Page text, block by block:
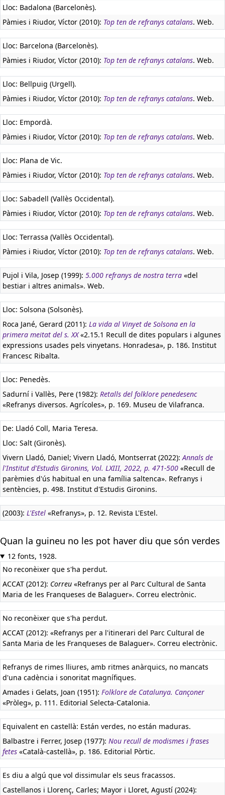
Lloc: Badalona (Barcelonès).
Pàmies i Riudor, Víctor (2010): Top ten de refranys catalans. Web.
Lloc: Barcelona (Barcelonès).
Pàmies i Riudor, Víctor (2010): Top ten de refranys catalans. Web.
Lloc: Bellpuig (Urgell).
Pàmies i Riudor, Víctor (2010): Top ten de refranys catalans. Web.
Lloc: Empordà.
Pàmies i Riudor, Víctor (2010): Top ten de refranys catalans. Web.
Lloc: Plana de Vic.
Pàmies i Riudor, Víctor (2010): Top ten de refranys catalans. Web.
Lloc: Sabadell (Vallès Occidental).
Pàmies i Riudor, Víctor (2010): Top ten de refranys catalans. Web.
Lloc: Terrassa (Vallès Occidental).
Pàmies i Riudor, Víctor (2010): Top ten de refranys catalans. Web.
Pujol i Vila, Josep (1999): 5.000 refranys de nostra terra «del
bestiar i altres animals». Web.
Lloc: Solsona (Solsonès).
Roca Jané, Gerard (2011): La vida al Vinyet de Solsona en la
primera meitat del s. XX«2.15.1 Recull de dites populars i algunes
expressions usades pels vinyetans. Honradesa», p. 186. Institut
Francesc Ribalta.
Lloc: Penedès.
Sadurní i Vallès, Pere (1982): Retalls del folklore penedesenc
«Refranys diversos. Agrícoles», p. 169. Museu de Vilafranca.
De: Lladó Coll, Maria Teresa.
Lloc: Salt (Gironès).
Vivern Lladó, Daniel; Vivern Lladó, Montserrat (2022):Annals de
l'Institut d'Estudis Gironins, Vol. LXIII, 2022, p. 471-500 «Recull de
parèmies d'ús habitual en una família saltenca». Refranys i
sentències, p. 498. Institut d'Estudis Gironins.
(2003): L'Estel «Refranys», p. 12. Revista L'Estel.
Quan la guineu no les pot haver diu que són verdes
12 fonts, 1928.
No reconèixer que s'ha perdut.
ACCAT (2012): Correu «Refranys per al Parc Cultural de Santa
Maria de les Franqueses de Balaguer». Correu electrònic.
No reconèixer que s'ha perdut.
ACCAT (2012): «Refranys per a l'itinerari del Parc Cultural de
Santa Maria de les Franqueses de Balaguer». Correu electrònic.
Refranys de rimes lliures, amb ritmes anàrquics, no mancats
d'una cadència i sonoritat magnífiques.
Amades i Gelats, Joan (1951): Folklore de Catalunya. Cançoner
«Pròleg», p. 111. Editorial Selecta-Catalonia.
Equivalent en castellà: Están verdes, no están maduras.
Balbastre i Ferrer, Josep (1977): Nou recull de modismes i frases
fetes «Català-castellà», p. 186. Editorial Pòrtic.
Es diu a algú que vol dissimular els seus fracassos.
Castellanos i Llorenç, Carles; Mayor i Lloret, Agustí (2024):